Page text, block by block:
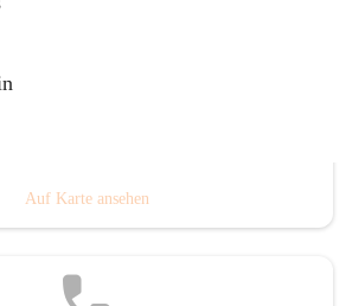
10, 8463 Leutschach an der Weinstraße,
Auf Karte ansehen